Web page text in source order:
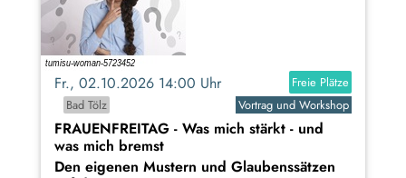
Fr., 02.10.2026 14:00 Uhr
Freie Plätze
Bad Tölz
Vortrag und Workshop
FRAUENFREITAG - Was mich stärkt - und
was mich bremst
Den eigenen Mustern und Glaubenssätzen